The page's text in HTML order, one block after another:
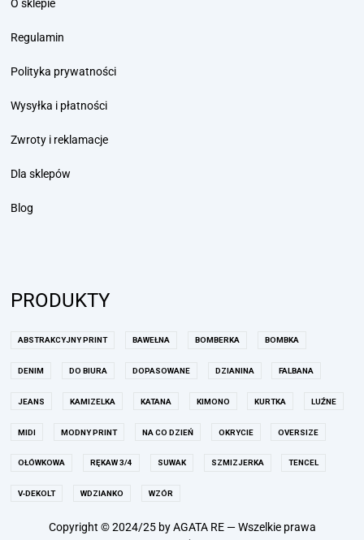
O sklepie
Regulamin
Polityka prywatności
Wysyłka i płatności
Zwroty i reklamacje
Dla sklepów
Blog
PRODUKTY
ABSTRAKCYJNY PRINT BAWEŁNA BOMBERKA BOMBKA
DENIM DO BIURA DOPASOWANE DZIANINA FALBANA
JEANS KAMIZELKA KATANA KIMONO KURTKA LUŹNE
MIDI MODNY PRINT NA CO DZIEŃ OKRYCIE OVERSIZE
OŁÓWKOWA RĘKAW 3/4 SUWAK SZMIZJERKA TENCEL
V-DEKOLT WDZIANKO WZÓR
Copyright © 2024/25 by AGATA RE — Wszelkie prawa